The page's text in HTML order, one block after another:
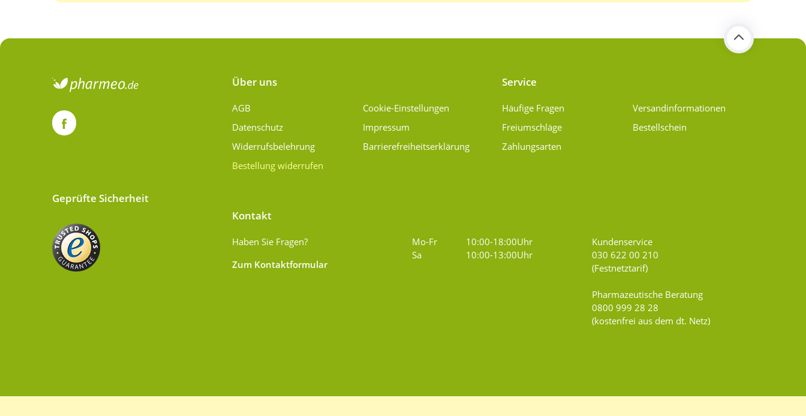
Über uns
AGB
Datenschutz
Widerrufsbelehrung
Bestellung widerrufen
Cookie-Einstellungen
Impressum
Barrierefreiheitserklärung
Service
Häufige Fragen
Freiumschläge
Zahlungsarten
Versand­informationen
Bestellschein
Kontakt
Haben Sie Fragen?
Zum Kontaktformular
Mo-Fr
10:00-18:00Uhr
Sa
10:00-13:00Uhr
Kundenservice
030 622 00 210
(Festnetztarif)
Pharmazeutische Beratung
0800 999 28 28
(kostenfrei aus dem dt. Netz)
Geprüfte Sicherheit